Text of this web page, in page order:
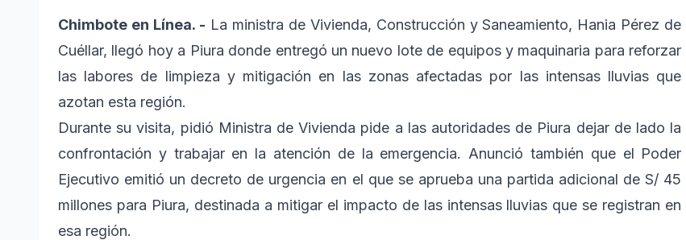
Chimbote en Línea. - La ministra de Vivienda, Construcción y Saneamiento, Hania Pérez de
Cuéllar, llegó hoy a Piura donde entregó un nuevo lote de equipos y maquinaria para reforzar
las labores de limpieza y mitigación en las zonas afectadas por las intensas lluvias que
azotan esta región.
Durante su visita, pidió Ministra de Vivienda pide a las autoridades de Piura dejar de lado la
confrontación y trabajar en la atención de la emergencia. Anunció también que el Poder
Ejecutivo emitió un decreto de urgencia en el que se aprueba una partida adicional de S/ 45
millones para Piura, destinada a mitigar el impacto de las intensas lluvias que se registran en
esa región.